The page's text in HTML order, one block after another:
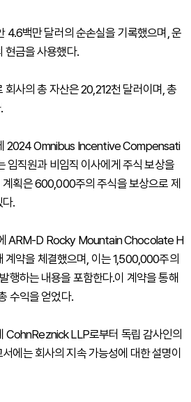
4.6백만 달러의 순손실을 기록했으며, 운
현금을 사용했다.
사의 총 자산은 20,212천 달러이며, 총
2024 Omnibus Incentive Compensati
임직원과 비임직 이사에게 주식 보상을
획은 600,000주의 주식을 보상으로 제
.
ARM-D Rocky Mountain Chocolate H
약을 체결했으며, 이는 1,500,000주의
행하는 내용을 포함한다.이 계약을 통해
수익을 얻었다.
CohnReznick LLP로부터 독립 감사인의
에는 회사의 지속 가능성에 대한 설명이